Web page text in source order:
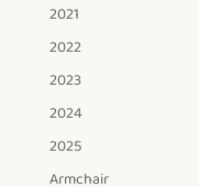
2021
2022
2023
2024
2025
Armchair